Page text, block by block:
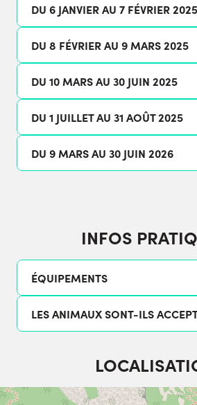
DU 6 JANVIER AU 7 FÉVRIER 2025
DU 8 FÉVRIER AU 9 MARS 2025
DU 10 MARS AU 30 JUIN 2025
DU 1 JUILLET AU 31 AOÛT 2025
DU 9 MARS AU 30 JUIN 2026
INFOS
ÉQUIPEMENTS
LES ANIMAUX SONT-ILS